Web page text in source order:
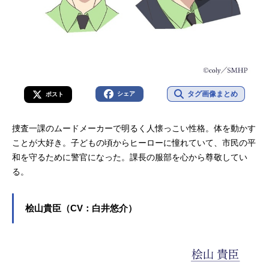
ポスト シェア タグ画像まとめ
捜査一課のムードメーカーで明るく人懐っこい性格。体を動かす
ことが大好き。子どもの頃からヒーローに憧れていて、市民の平
和を守るために警官になった。課長の服部を心から尊敬してい
る。
桧山貴臣（CV：白井悠介）